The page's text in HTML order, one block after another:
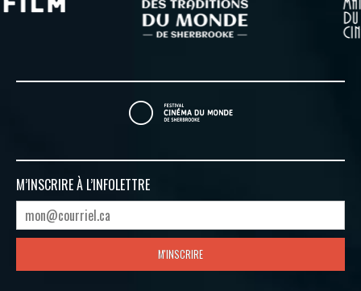
M’INSCRIRE À L’INFOLETTRE
M'INSCRIRE